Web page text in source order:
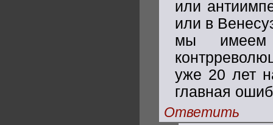
или
или в
мы имеем
уже 20 лет
главная
Ответить